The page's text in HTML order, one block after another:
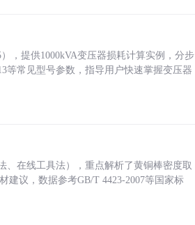
，提供1000kVA变压器损耗计算实例，分步
等常见型号参数，指导用户快速掌握变压器
、在线工具法），重点解析了黄铜棒密度取
建议，数据参考GB/T 4423-2007等国家标